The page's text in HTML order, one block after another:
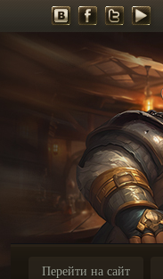
Перейти на сайт